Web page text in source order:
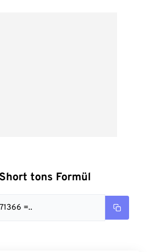
tons Formül
=..